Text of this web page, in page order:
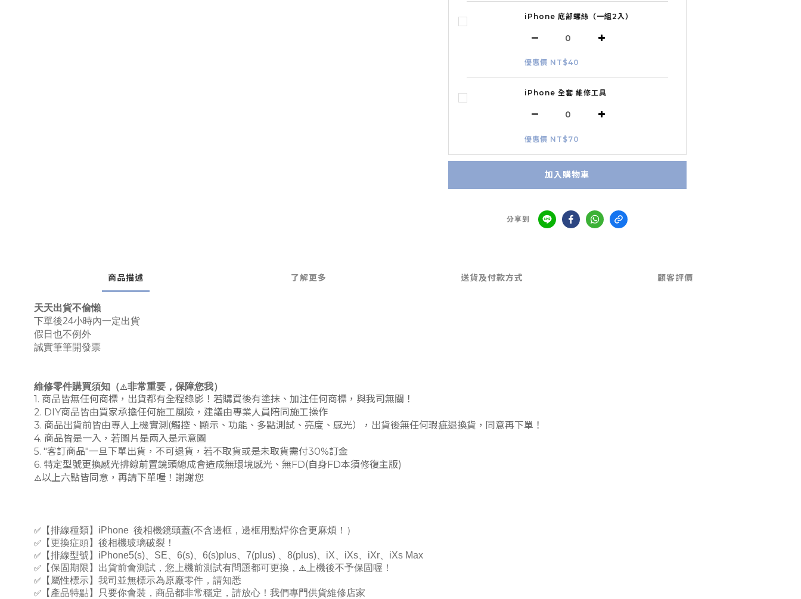
iPhone 底部螺絲（一組2入）
優惠價 NT$40
iPhone 全套 維修工具
優惠價 NT$70
加入購物車
分享到
商品描述 了解更多 送貨及付款方式 顧客評價
天天出貨不偷懶
下單後24小時內一定出貨
假日也不例外
誠實筆筆開發票
維修零件購買須知（⚠️非常重要，保障您我）
1. 商品皆無任何商標，出貨都有全程錄影！若購買後有塗抹、加注任何商標，與我司無關！
2. DIY商品皆由買家承擔任何施工風險，建議由專業人員陪同施工操作
3. 商品出貨前皆由專人上機實測(觸控、顯示、功能、多點測試、亮度、感光），出貨後無任何瑕疵退換貨，同意再下單！
4. 商品皆是一入，若圖片是兩入是示意圖
5. "客訂商品"一旦下單出貨，不可退貨，若不取貨或是未取貨需付30%訂金
6. 特定型號更換感光排線前置鏡頭總成會造成無環境感光、無FD(自身FD本須修復主版)
⚠️以上六點皆同意，再請下單喔！謝謝您
✅ 【排線種類】 iPhone 後相機鏡頭蓋(不含邊框，邊框用點焊你會更麻煩！）
✅ 【更換症頭】後相機玻璃破裂！
✅ 【排線型號】 iPhone5(s) SE 6(s) 6(s)plus 7(plus) 8(plus) iX iXs iXr iXs Max
✅ 【保固期限】出貨前會測試，您上機前測試有問題都可更換， ⚠️ 上機後不予保固喔！
✅ 【屬性標示】我司並無標示為原廠零件，請知悉
✅ 【產品特點】只要你會裝，商品都非常穩定，請放心！我們專門供貨維修店家